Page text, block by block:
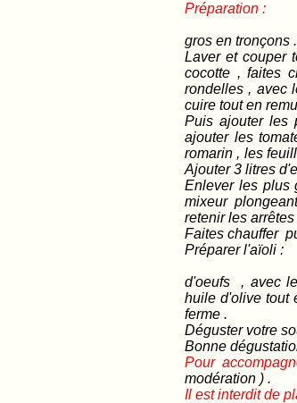
Préparation :
gros en tronçons
Laver et couper
cocotte , faites
rondelles , avec
cuire tout en
Puis ajouter les
ajouter les
romarin , les
Ajouter 3 litres
Enlever les plus
mixeur
retenir les
Faites chauffer
Préparer l'aïoli :
Dans un
d'oeufs , avec
huile d'olive tout
ferme .
Déguster votre
Bonne
Pour
modération ) .
Il est interdit de